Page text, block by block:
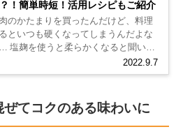
！簡単時短！活用レシピもご紹介
2022.9.7
のかたまりを買ったんだけど、料理
といつも硬くなってしまうんだよな
塩麹を使うと柔らかくなると聞いた
ど、どうやって使えばいいのだろう？
のかたまりは、煮豚やロースト...
ぜてコクのある味わいに